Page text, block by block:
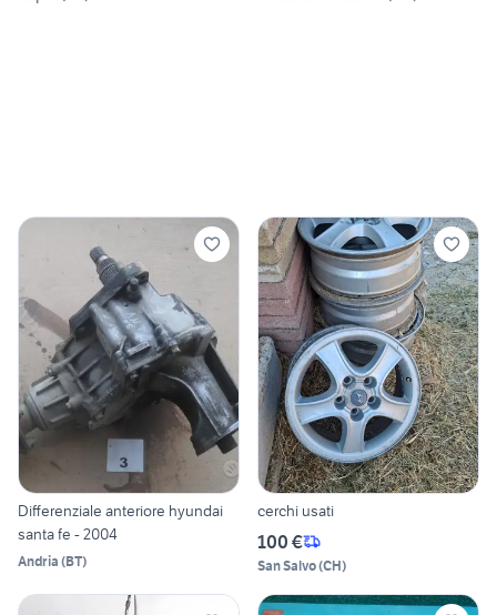
Differenziale anteriore hyundai
santa fe - 2004
Andria (BT)
cerchi usati
100 €
San Salvo(CH)